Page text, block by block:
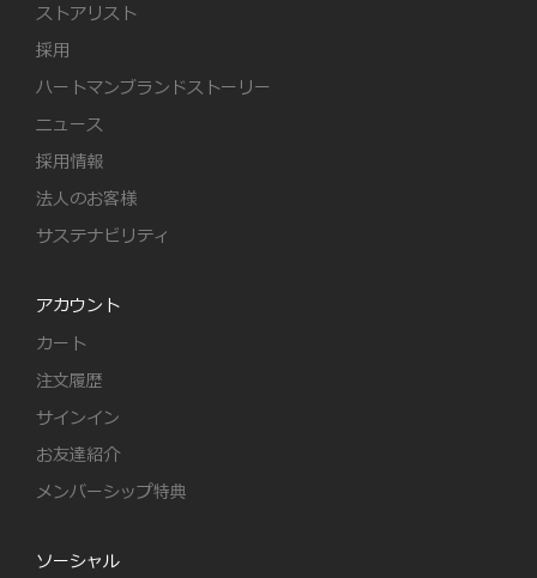
ストアリスト
採用
ハートマンブランドストーリー
ニュース
採用情報
法人のお客様
サステナビリティ
アカウント
カート
注文履歴
サインイン
お友達紹介
メンバーシップ特典
ソーシャル